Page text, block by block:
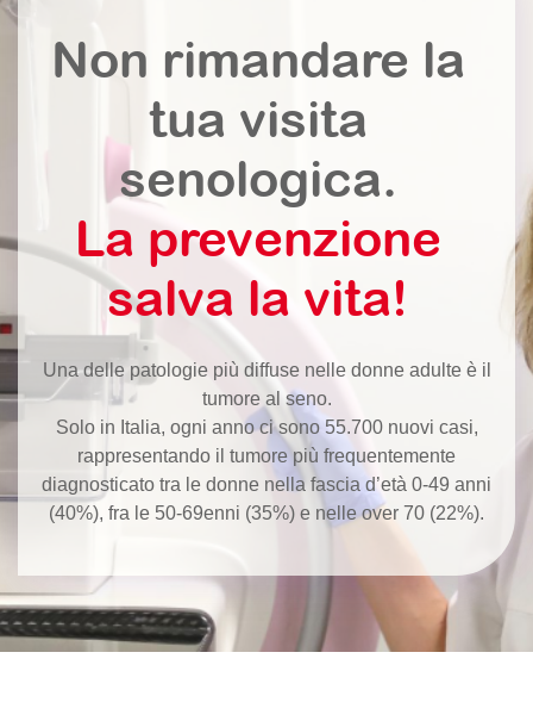
Non rimandare la
tua visita
senologica.
La prevenzione
salva la vita!
Una delle patologie più diffuse nelle donne adulte è il
tumore al seno.
Solo in Italia, ogni anno ci sono 55.700 nuovi casi,
rappresentando il tumore più frequentemente
diagnosticato tra le donne nella fascia d’età 0-49 anni
(40%), fra le 50-69enni (35%) e nelle over 70 (22%).